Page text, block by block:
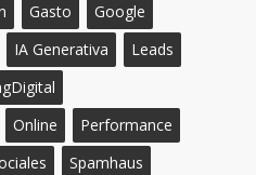
Gasto
Google
IA Generativa
Leads
Online
Performance
Spamhaus